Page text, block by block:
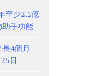
至少2.2億
手功能
長4個月
日